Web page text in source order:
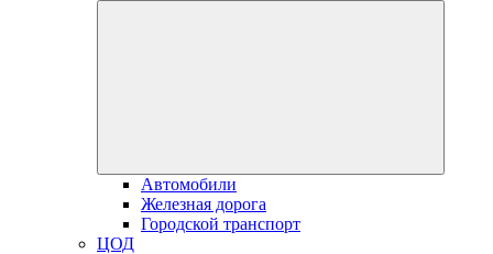
Автомобили
Железная дорога
Городской транспорт
ЦОД